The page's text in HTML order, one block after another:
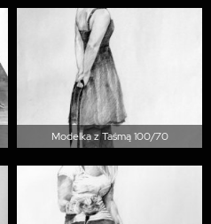
Modelka z Taśmą 100/70